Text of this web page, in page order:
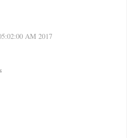
AM 2017